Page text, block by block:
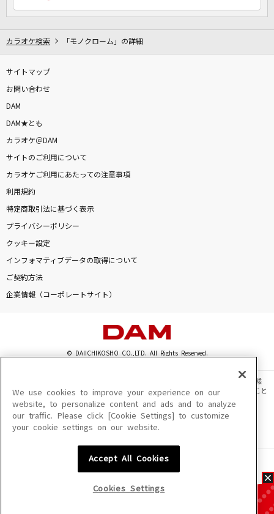
カラオケをもっと楽しもう！
カラオケ検索 「モノクローム」の詳細
サイトマップ
お問い合わせ
DAM
DAM★とも
カラオケ＠DAM
サイトのご利用について
カラオケご利用にあたっての注意事項
利用規約
特定商取引法に基づく表示
プライバシーポリシー
クッキー設定
インフォマティブデータの取得について
ご契約方法
企業情報（コーポレートサイト）
© DAIICHIKOSHO CO.,LTD. All Rights Reserved.
このサイトに掲載されている一切の文章・画像・写真・動画・音声等を、手段や形態
を問わず、著作権法の定める範囲を超えて無断で複製、転載、ファイル化などすること
を禁じます。
楽曲及びコンテンツは、機種によりご利用いただけない場合があります。
楽曲及びコンテンツの配信日、配信内容が変更になる場合があります。
We use cookies to improve your experience on our
website, to personalize content and ads and to analyze
our traffic. Please click [Cookie Settings] to customize
your cookie settings on our website.
Accept All Cookies
Cookies Settings